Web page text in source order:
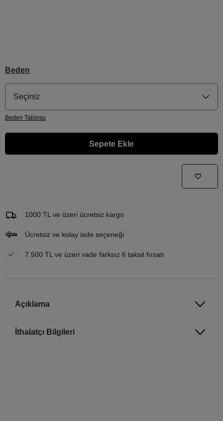
Beden
Seçiniz
Beden Tablosu
Sepete Ekle
Email Adresi
1000 TL ve üzeri ücretsiz kargo
Ücretsiz ve kolay iade seçeneği
7.500 TL ve üzeri vade farksız 6 taksit fırsatı
Açıklama
İthalatçı Bilgileri